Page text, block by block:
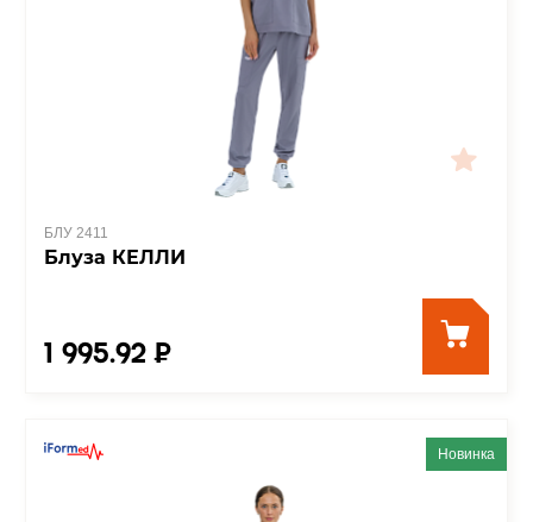
БЛУ 2411
Блуза КЕЛЛИ
1 995.92 ₽
Новинка